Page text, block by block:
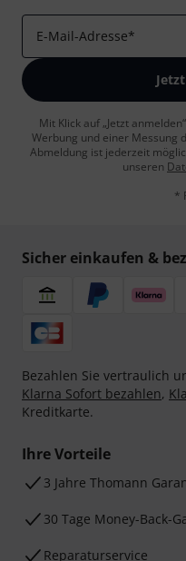
E-Mail-Adresse*
Mit Klick auf „Jetzt
Werbung und einer Messung
Abmeldung ist jederzeit
unseren
*
Sicher einkaufen &
Bezahlen Sie vertraulich
Klarna Sofort bezahlen,
Kreditkarte.
Ihre Vorteile
3 Jahre Thomann
30 Tage Money-Back-
Reparaturservice